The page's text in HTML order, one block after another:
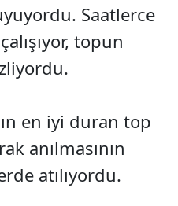
Saatlerce
topun
en iyi duran top
anılmasının
atılıyordu.